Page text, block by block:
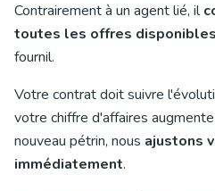
Contrairement à un agent lié, il
toutes les offres disponibles
fournil.
Votre contrat doit suivre
votre chiffre d'affaires
nouveau pétrin, nous ajustons
immédiatement.